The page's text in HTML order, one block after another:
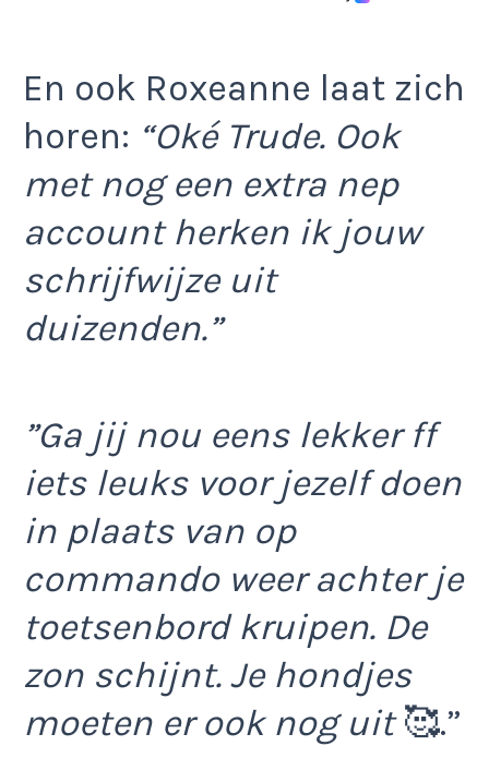
En ook Roxeanne laat zich
horen: “Oké Trude. Ook
met nog een extra nep
account herken ik jouw
schrijfwijze uit
duizenden.”
”Ga jij nou eens lekker ff
iets leuks voor jezelf doen
in plaats van op
commando weer achter je
toetsenbord kruipen. De
zon schijnt. Je hondjes
moeten er ook nog uit🥰.”